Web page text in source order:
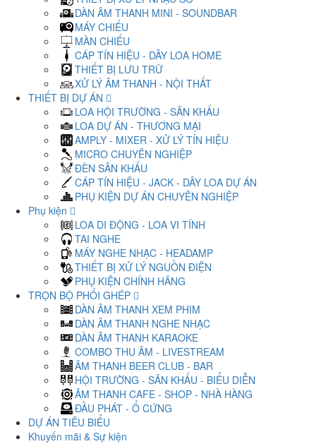
DÀN ÂM THANH MINI - SOUNDBAR
MÁY CHIẾU
MÀN CHIẾU
CÁP TÍN HIỆU - DÂY LOA HOME
THIẾT BỊ LƯU TRỮ
XỬ LÝ ÂM THANH - NỘI THẤT
THIẾT BỊ DỰ ÁN
LOA HỘI TRƯỜNG - SÂN KHẤU
LOA DỰ ÁN - THƯƠNG MẠI
AMPLY - MIXER - XỬ LÝ TÍN HIỆU
MICRO CHUYÊN NGHIỆP
ĐÈN SÂN KHẤU
CÁP TÍN HIỆU - JACK - DÂY LOA DỰ ÁN
PHỤ KIỆN DỰ ÁN CHUYÊN NGHIỆP
Phụ kiện
LOA DI ĐỘNG - LOA VI TÍNH
TAI NGHE
MÁY NGHE NHẠC - HEADAMP
THIẾT BỊ XỬ LÝ NGUỒN ĐIỆN
PHỤ KIỆN CHÍNH HÃNG
TRỌN BỘ PHỐI GHÉP
DÀN ÂM THANH XEM PHIM
DÀN ÂM THANH NGHE NHẠC
DÀN ÂM THANH KARAOKE
COMBO THU ÂM - LIVESTREAM
ÂM THANH BEER CLUB - BAR
HỘI TRƯỜNG - SÂN KHẤU - BIỂU DIỄN
ÂM THANH CAFE - SHOP - NHÀ HÀNG
ĐẦU PHÁT - Ổ CỨNG
DỰ ÁN TIÊU BIỂU
Khuyến mãi & Sự kiện